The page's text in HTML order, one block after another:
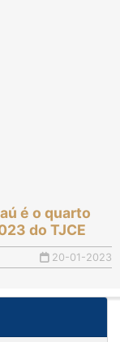
é o quarto
do TJCE
20-01-2023